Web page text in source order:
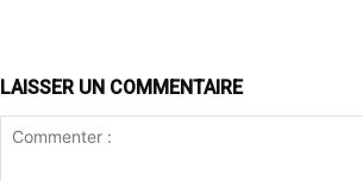
LAISSER UN COMMENTAIRE